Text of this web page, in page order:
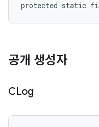
protected static
공개 생성자
CLog